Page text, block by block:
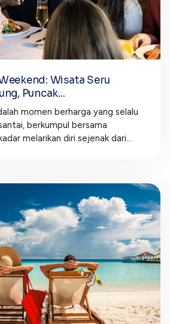
Wisata Seru
Puncak...
momen berharga yang selalu
berkumpul bersama
melarikan diri sejenak dari...